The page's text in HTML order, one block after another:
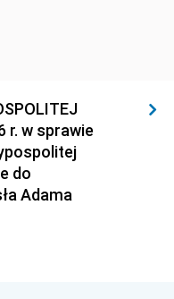
r. w sprawie
do
Adama